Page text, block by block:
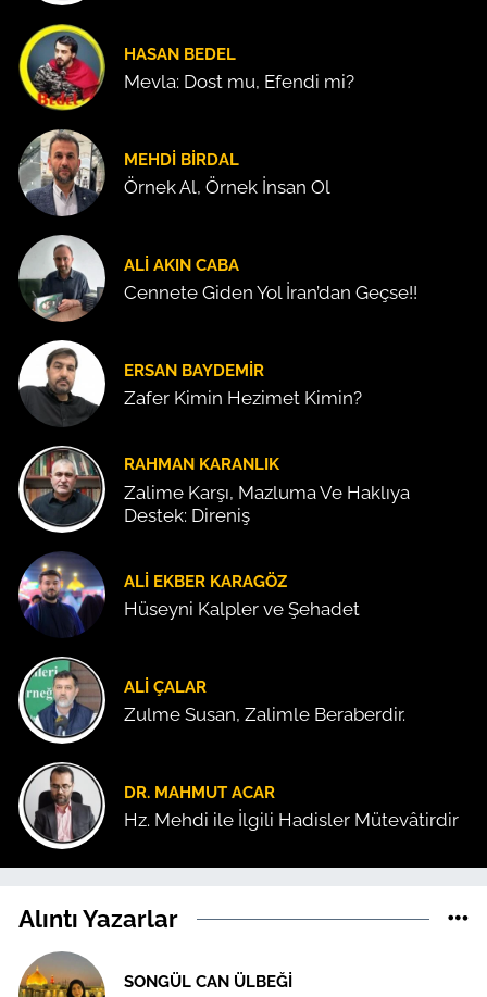
HASAN BEDEL
Mevla: Dost mu, Efendi mi?
MEHDI BIRDAL
Örnek Al, Örnek İnsan Ol
ALI AKIN CABA
Cennete Giden Yol İran’dan Geçse!!
ERSAN BAYDEMIR
Zafer Kimin Hezimet Kimin?
RAHMAN KARANLIK
Zalime Karşı, Mazluma Ve Haklıya
Destek: Direniş
ALI EKBER KARAGÖZ
Hüseyni Kalpler ve Şehadet
ALI ÇALAR
Zulme Susan, Zalimle Beraberdir.
DR. MAHMUT ACAR
Hz. Mehdi ile İlgili Hadisler Mütevâtirdir
Alıntı Yazarlar
SONGÜL CAN ÜLBEĞI